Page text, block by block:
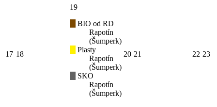
17 18
19
BIO od RD
Rapotín
(Šumperk)
Plasty
Rapotín
(Šumperk)
SKO
Rapotín
(Šumperk)
20 21 22 23